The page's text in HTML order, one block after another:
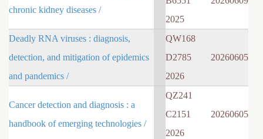
chronic kidney diseases /
2025
Deadly RNA viruses : diagnosis,
detection, and mitigation of epidemics
and pandemics /
QW168
D2785
2026
20260605
Cancer detection and diagnosis : a
handbook of emerging technologies /
QZ241
C2151
2026
20260605